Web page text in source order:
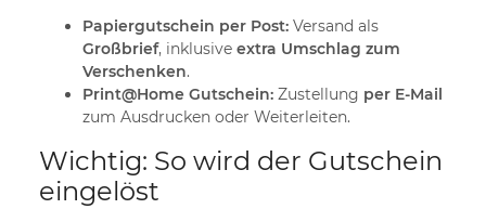
Papiergutschein per Post: Versand als
Großbrief, inklusive extra Umschlag zum
Verschenken.
Print@Home Gutschein: Zustellung per E-Mail
zum Ausdrucken oder Weiterleiten.
Wichtig: So wird der Gutschein
eingelöst